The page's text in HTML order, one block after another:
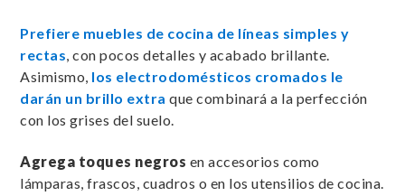
Prefiere muebles de cocina de líneas simples y
rectas, con pocos detalles y acabado brillante.
Asimismo, los electrodomésticos cromados le
darán un brillo extra que combinará a la perfección
con los grises del suelo.
Agrega toques negros en accesorios como
lámparas, frascos, cuadros o en los utensilios de cocina.